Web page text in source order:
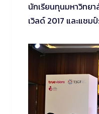
นักเรียนทุนมหาวิทยา
เวิลด์ 2017 และแชม